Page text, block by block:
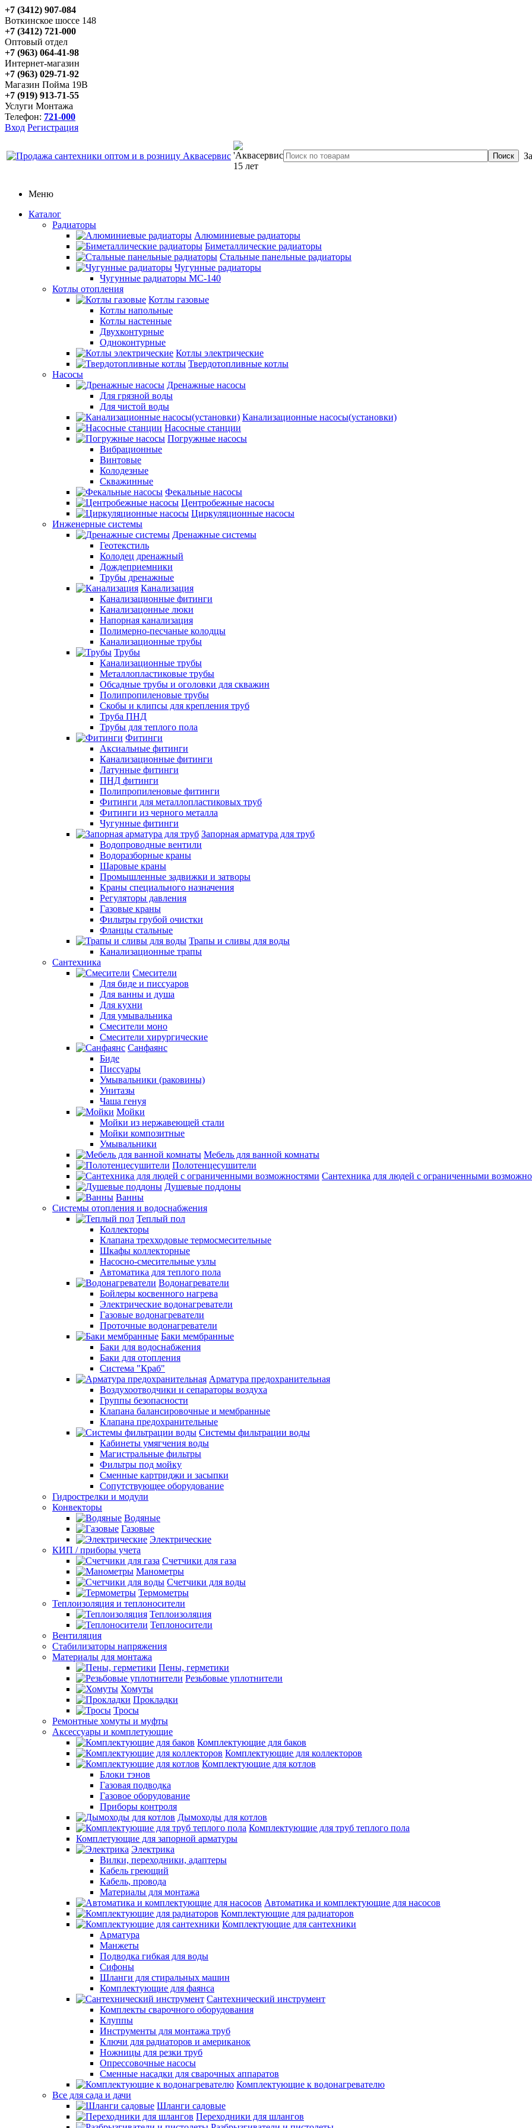
+7 (3412) 907-084
Воткинское шоссе 148
+7 (3412) 721-000
Оптовый отдел
+7 (963) 064-41-98
Интернет-магазин
+7 (963) 029-71-92
Магазин Пойма 19В
+7 (919) 913-71-55
Услуги Монтажа
Телефон: 721-000
Вход Регистрация
Меню
Каталог
Радиаторы
Алюминиевые радиаторы
Биметаллические радиаторы
Стальные панельные радиаторы
Чугунные радиаторы
Чугунные радиаторы МС-140
Котлы отопления
Котлы газовые
Котлы напольные
Котлы настенные
Двухконтурные
Одноконтурные
Котлы электрические
Твердотопливные котлы
Насосы
Дренажные насосы
Для грязной воды
Для чистой воды
Канализационные насосы(установки)
Насосные станции
Погружные насосы
Вибрационные
Винтовые
Колодезные
Скважинные
Фекальные насосы
Центробежные насосы
Циркуляционные насосы
Инженерные системы
Дренажные системы
Геотекстиль
Колодец дренажный
Дождеприемники
Трубы дренажные
Канализация
Канализационные фитинги
Канализацонные люки
Напорная канализация
Полимерно-песчаные колодцы
Канализационные трубы
Трубы
Канализационные трубы
Металлопластиковые трубы
Обсадные трубы и оголовки для скважин
Полипропиленовые трубы
Скобы и клипсы для крепления труб
Труба ПНД
Трубы для теплого пола
Фитинги
Аксиальные фитинги
Канализационные фитинги
Латунные фитинги
ПНД фитинги
Полипропиленовые фитинги
Фитинги для металлопластиковых труб
Фитинги из черного металла
Чугунные фитинги
Запорная арматура для труб
Водопроводные вентили
Водоразборные краны
Шаровые краны
Промышленные задвижки и затворы
Краны специального назначения
Регуляторы давления
Газовые краны
Фильтры грубой очистки
Фланцы стальные
Трапы и сливы для воды
Канализационные трапы
Сантехника
Смесители
Для биде и писсуаров
Для ванны и душа
Для кухни
Для умывальника
Смесители моно
Смесители хирургические
Санфаянс
Биде
Писсуары
Умывальники (раковины)
Унитазы
Чаша генуя
Мойки
Мойки из нержавеющей стали
Мойки композитные
Умывальники
Мебель для ванной комнаты
Полотенцесушители
Сантехника для людей с ограниченными
Душевые поддоны
Ванны
Системы отопления и водоснабжения
Теплый пол
Коллекторы
Клапана трехходовые термосмесительные
Шкафы коллекторные
Насосно-смесительные узлы
Автоматика для теплого пола
Водонагреватели
Бойлеры косвенного нагрева
Электрические водонагреватели
Газовые водонагреватели
Проточные водонагреватели
Баки мембранные
Баки для водоснабжения
Баки для отопления
Система "Краб"
Арматура предохранительная
Воздухоотводчики и сепараторы воздуха
Группы безопасности
Клапана балансировочные и мембранные
Клапана предохранительные
Системы фильтрации воды
Кабинеты умягчения воды
Магистральные фильтры
Фильтры под мойку
Сменные картриджи и засыпки
Сопутствующее оборудование
Гидрострелки и модули
Конвекторы
Водяные
Газовые
Электрические
КИП / приборы учета
Счетчики для газа
Манометры
Счетчики для воды
Термометры
Теплоизоляция и теплоносители
Теплоизоляция
Теплоносители
Вентиляция
Стабилизаторы напряжения
Материалы для монтажа
Пены, герметики
Резьбовые уплотнители
Хомуты
Прокладки
Тросы
Ремонтные хомуты и муфты
Аксессуары и комплетующие
Комплектующие для баков
Комплектующие для коллекторов
Комплектующие для котлов
Блоки тэнов
Газовая подводка
Газовое оборудование
Приборы контроля
Дымоходы для котлов
Комплектующие для труб теплого пола
Комплетующие для запорной арматуры
Электрика
Вилки, переходники, адаптеры
Кабель греющий
Кабель, провода
Материалы для монтажа
Автоматика и комплектующие для насосов
Комплектующие для радиаторов
Комплектующие для сантехники
Арматура
Манжеты
Подводка гибкая для воды
Сифоны
Шланги для стиральных машин
Комплектующие для фаянса
Сантехнический инструмент
Комплекты сварочного оборудования
Клуппы
Инструменты для монтажа труб
Ключи для радиаторов и американок
Ножницы для резки труб
Опрессовочные насосы
Сменные насадки для сварочных аппаратов
Комплектующие к водонагревателю
Все для сада и дачи
Шланги садовые
Переходники для шлангов